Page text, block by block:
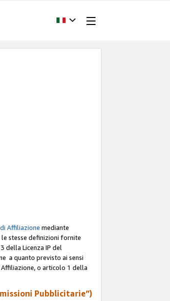
Affiliazione mediante
stesse definizioni fornite
della Licenza IP del
a quanto previsto ai sensi
o articolo 1 della
Pubblicitarie”)